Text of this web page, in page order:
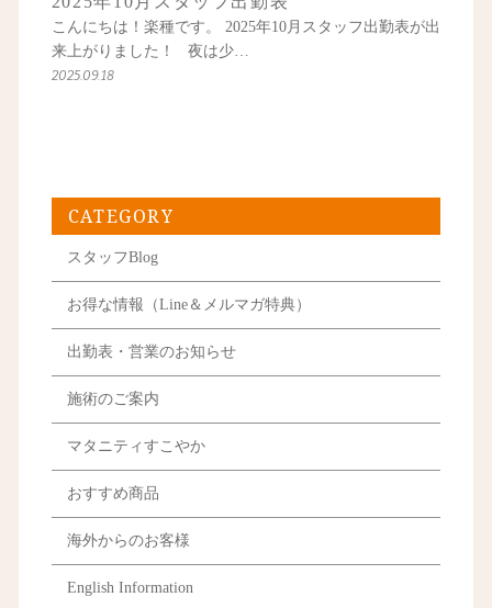
こんにちは！楽種です。 2025年10月スタッフ出勤表が出
来上がりました！ 夜は少…
2025.09.18
CATEGORY
スタッフBlog
お得な情報（Line＆メルマガ特典）
出勤表・営業のお知らせ
施術のご案内
マタニティすこやか
おすすめ商品
海外からのお客様
English Information